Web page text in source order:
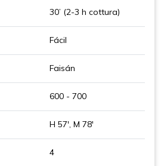
30’ (2-3 h cottura)
Fácil
Faisán
600 - 700
H 57', M 78'
4